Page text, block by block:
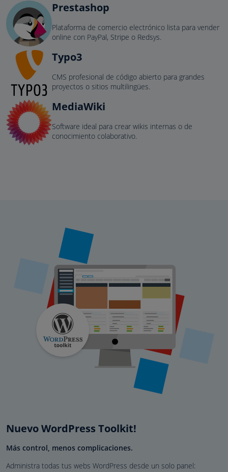
Prestashop
Plataforma de comercio electrónico lista para vender
online con PayPal, Stripe o Redsys.
Typo3
CMS profesional de código abierto para grandes
proyectos o sitios multilingües.
MediaWiki
Software ideal para crear wikis internas o de
conocimiento colaborativo.
Nuevo WordPress Toolkit!
Más control, menos complicaciones.
Administra todas tus webs WordPress desde un solo panel: